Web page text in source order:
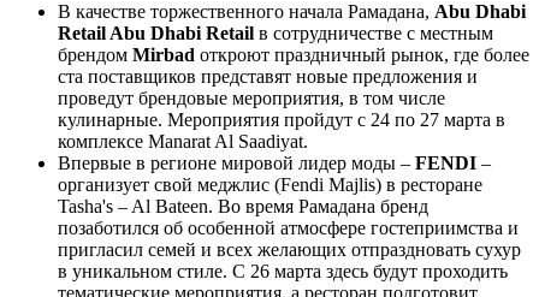
В качестве торжественного начала Рамадана, Abu Dhabi
Retail Abu Dhabi Retail в сотрудничестве с местным
брендом Mirbad откроют праздничный рынок, где более
ста поставщиков представят новые предложения и
проведут брендовые мероприятия, в том числе
кулинарные. Мероприятия пройдут с 24 по 27 марта в
комплексе Manarat Al Saadiyat.
Впервые в регионе мировой лидер моды – FENDI –
организует свой меджлис (Fendi Majlis) в ресторане
Tasha's – Al Bateen. Во время Рамадана бренд
позаботился об особенной атмосфере гостеприимства и
пригласил семей и всех желающих отпраздновать сухур
в уникальном стиле. С 26 марта здесь будут проходить